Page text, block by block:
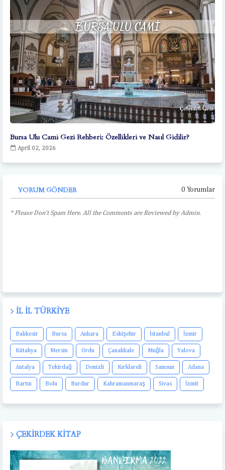
Bursa Ulu Cami Gezi Rehberi: Özellikleri ve Nasıl Gidilir?
April 02, 2026
YORUM GÖNDER 0 Yorumlar
* Please Don't Spam Here. All the Comments are Reviewed by Admin.
İL İL TÜRKIYE
Balıkesir Bursa Ankara Eskişehir İstanbul İzmir
Kütahya Mersin Ordu Çanakkale Muğla Yalova
Antalya Tekirdağ Denizli Kırklareli Samsun Adana
Bartın Bolu Burdur Kahramanmaraş Sivas İzmit
ÇEKIRDEK KITAP